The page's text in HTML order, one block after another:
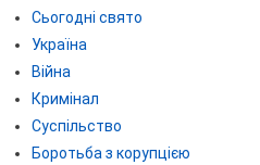
Сьогодні свято
Україна
Війна
Кримінал
Суспільство
Боротьба з корупцією